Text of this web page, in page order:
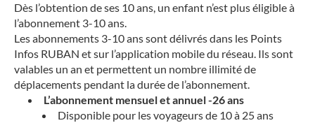
Dès l’obtention de ses 10 ans, un enfant n’est plus éligible à
l’abonnement 3-10 ans.
Les abonnements 3-10 ans sont délivrés dans les Points
Infos RUBAN et sur l’application mobile du réseau. Ils sont
valables un an et permettent un nombre illimité de
déplacements pendant la durée de l’abonnement.
L’abonnement mensuel et annuel -26 ans
Disponible pour les voyageurs de 10 à 25 ans